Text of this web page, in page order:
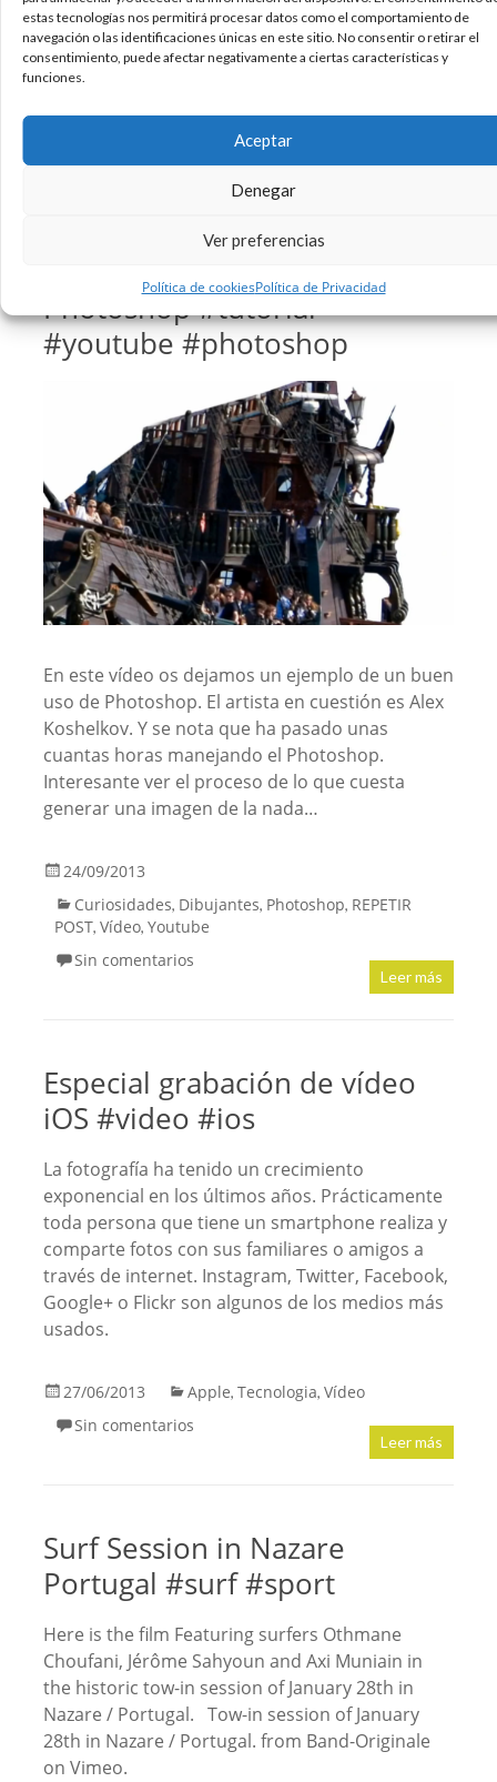
estas tecnologías nos permitirá procesar datos como el comportamiento de
navegación o las identificaciones únicas en este sitio. No consentir o retirar el
consentimiento, puede afectar negativamente a ciertas características y
funciones.
Aceptar
Denegar
Ver preferencias
Política de cookiesPolítica de Privacidad
16/12/2013
Marketing,Tecnologia,Vídeo,Youtube
Leer más
Ejemplo del buen uso de
Photoshop #tutorial
#youtube #photoshop
En este vídeo os dejamos un ejemplo de un buen
uso de Photoshop. El artista en cuestión es Alex
Koshelkov. Y se nota que ha pasado unas
cuantas horas manejando el Photoshop.
Interesante ver el proceso de lo que cuesta
generar una imagen de la nada…
24/09/2013
Curiosidades, Dibujantes, Photoshop, REPETIR
POST, Vídeo, Youtube
Sin comentarios
Leer más
Especial grabación de vídeo
iOS #video #ios
La fotografía ha tenido un crecimiento
exponencial en los últimos años. Prácticamente
toda persona que tiene un smartphone realiza y
comparte fotos con sus familiares o amigos a
través de internet. Instagram, Twitter, Facebook,
Google+ o Flickr son algunos de los medios más
usados.
27/06/2013 Apple, Tecnologia, Vídeo
Sin comentarios
Leer más
Surf Session in Nazare
Portugal #surf #sport
Here is the film Featuring surfers Othmane
Choufani, Jérôme Sahyoun and Axi Muniain in
the historic tow-in session of January 28th in
Nazare / Portugal. Tow-in session of January
28th in Nazare / Portugal. from Band-Originale
on Vimeo.